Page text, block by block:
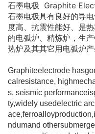
石墨电极 Graphite
石墨电极具有良好的导
度高、抗震性能好、是
的电弧炉、精炼炉，生
热炉及其其它用电弧炉产
Graphiteelectrode
calresistance,
s, seismic
ty,widely usedelectric
ndumand